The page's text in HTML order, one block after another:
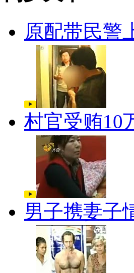
原配带民警
村官受贿10
男子携妻子